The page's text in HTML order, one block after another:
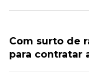
Com surto de
para contratar